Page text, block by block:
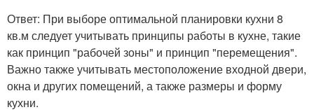
Ответ: При выборе оптимальной планировки кухни 8
кв.м следует учитывать принципы работы в кухне, такие
как принцип "рабочей зоны" и принцип "перемещения".
Важно также учитывать местоположение входной двери,
окна и других помещений, а также размеры и форму
кухни.